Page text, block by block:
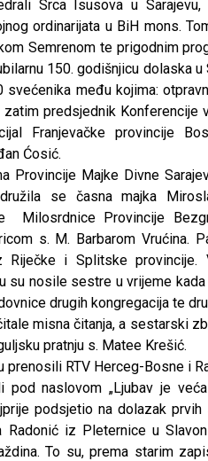
Srca Isusova u
ordinarijata u BiH mons.
Semrenom te prigodnim
150. godišnjicu dolaska
među kojima:
zatim predsjednik
Franjevačke provincije
Ćosić.
Provincije Majke Divne
se časna majka
Milosrdnice Provincije
s. M. Barbarom Vrućina.
Riječke i Splitske
su nosile sestre u vrijeme
drugih kongregacija te
misna čitanja, a sestarski
pratnju s. Matee Krešić.
RTV Herceg-Bosne i
pod naslovom „Ljubav je
podsjetio na dolazak
Radonić iz Pleternice u
To su, prema starim